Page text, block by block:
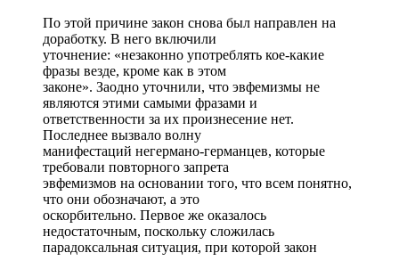
По этой причине закон снова был направлен на
доработку. В него включили
уточнение: «незаконно употреблять кое-какие
фразы везде, кроме как в этом
законе». Заодно уточнили, что эвфемизмы не
являются этими самыми фразами и
ответственности за их произнесение нет.
Последнее вызвало волну
манифестаций негермано-германцев, которые
требовали повторного запрета
эвфемизмов на основании того, что всем понятно,
что они обозначают, а это
оскорбительно. Первое же оказалось
недостаточным, поскольку сложилась
парадоксальная ситуация, при которой закон